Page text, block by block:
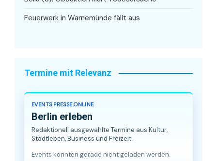
Feuerwerk in Warnemünde fällt aus
Termine mit Relevanz
EVENTS.PRESSE.ONLINE
Berlin erleben
Redaktionell ausgewählte Termine aus Kultur,
Stadtleben, Business und Freizeit.
Events konnten gerade nicht geladen werden.